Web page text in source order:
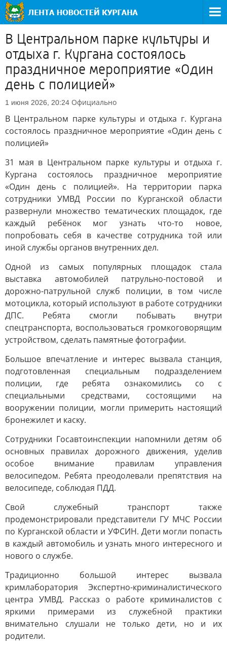
В Центральном парке культуры и
отдыха г. Кургана состоялось
праздничное мероприятие «Один
день с полицией»
1 июня 2026, 20:24 Официально
В Центральном парке культуры и отдыха г. Кургана
состоялось праздничное мероприятие «Один день с
полицией»
31 мая в Центральном парке культуры и отдыха г.
Кургана состоялось праздничное мероприятие
«Один день с полицией». На территории парка
сотрудники УМВД России по Курганской области
развернули множество тематических площадок, где
каждый ребёнок мог узнать что-то новое,
попробовать себя в качестве сотрудника той или
иной службы органов внутренних дел.
Одной из самых популярных площадок стала
выставка автомобилей патрульно-постовой и
дорожно-патрульной служб полиции, в том числе
мотоцикла, который используют в работе сотрудники
ДПС. Ребята смогли побывать внутри
спецтранспорта, воспользоваться громкоговорящим
устройством, сделать памятные фотографии.
Большое впечатление и интерес вызвала станция,
подготовленная специальным подразделением
полиции, где ребята ознакомились со с
специальными средствами, состоящими на
вооружении полиции, могли примерить настоящий
бронежилет и каску.
Сотрудники Госавтоинспекции напомнили детям об
основных правилах дорожного движения, уделив
особое внимание правилам управления
велосипедом. Ребята преодолевали препятствия на
велосипеде, соблюдая ПДД.
Свой служебный транспорт также
продемонстрировали представители ГУ МЧС России
по Курганской области и УФСИН. Дети могли попасть
в каждый автомобиль и узнать много интересного и
нового о службе.
Традиционно большой интерес вызвала
кримлаборатория Экспертно-криминалистического
центра УМВД. Рассказ о работе криминалистов с
яркими примерами из служебной практики
внимательно слушали не только дети, но и их
родители.